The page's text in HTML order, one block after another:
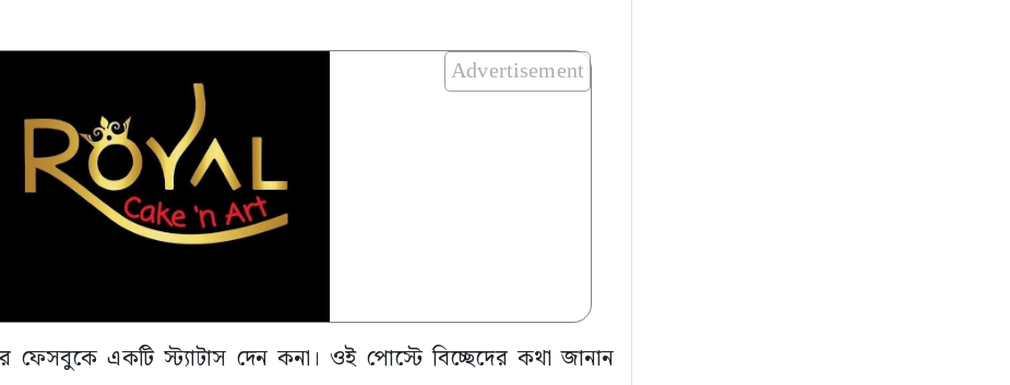
Advertisement
একটি স্ট্যাটাস দেন কনা। ওই পোস্টে বিচ্ছেদের কথা জানান